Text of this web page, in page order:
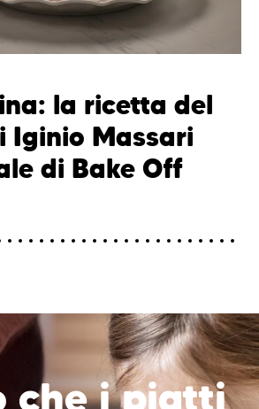
la ricetta del
Iginio Massari
di Bake Off
che i piatti